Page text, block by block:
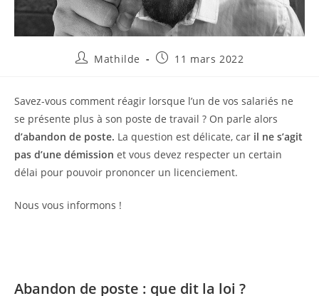
Mathilde 11 mars 2022
Savez-vous comment réagir lorsque l’un de vos salariés ne
se présente plus à son poste de travail ? On parle alors
d’abandon de poste. La question est délicate, car il ne s’agit
pas d’une démission et vous devez respecter un certain
délai pour pouvoir prononcer un licenciement.
Nous vous informons !
Abandon de poste : que dit la loi ?